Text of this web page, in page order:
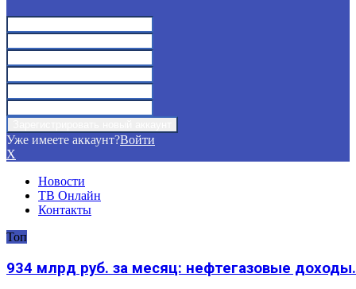
Уже имеете аккаунт?Войти
X
Новости
ТВ Онлайн
Контакты
Топ
934 млрд руб. за месяц: нефтегазовые